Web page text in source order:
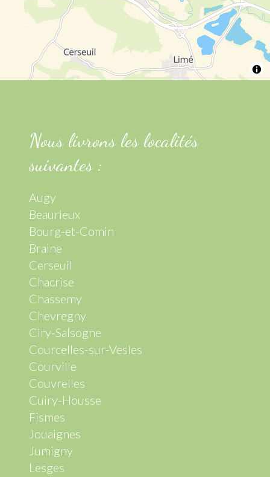
Nous livrons les localités
suivantes :
Augy
Beaurieux
Bourg-et-Comin
Braine
Cerseuil
Chacrise
Chassemy
Chevregny
Ciry-Salsogne
Courcelles-sur-Vesles
Courville
Couvrelles
Cuiry-Housse
Fismes
Jouaignes
Jumigny
Lesges